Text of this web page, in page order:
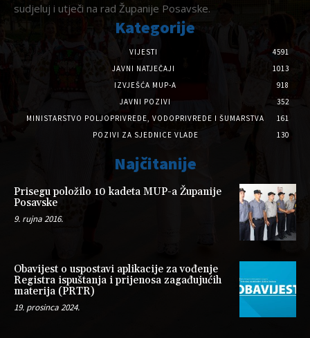
sudjeluj i utječi na rad Županije Posavske.
Kategorije
VIJESTI
4591
JAVNI NATJEČAJI
1013
IZVJEŠĆA MUP-A
918
JAVNI POZIVI
352
MINISTARSTVO POLJOPRIVREDE, VODOPRIVREDE I ŠUMARSTVA
161
POZIVI ZA SJEDNICE VLADE
130
Najčitanije
Prisegu položilo 10 kadeta MUP-a Županije
Posavske
9. rujna 2016.
Obavijest o uspostavi aplikacije za vođenje
Registra ispuštanja i prijenosa zagađujućih
materija (PRTR)
19. prosinca 2024.